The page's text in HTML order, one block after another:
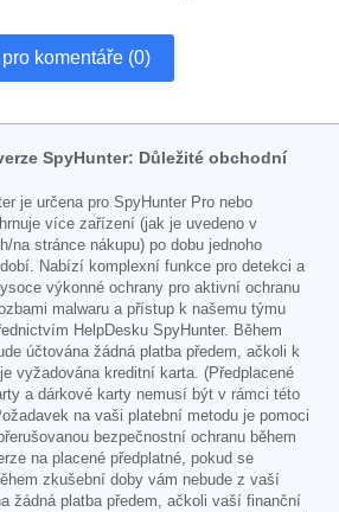
komentáře (0)
SpyHunter: Důležité obchodní
je určena pro SpyHunter Pro nebo
více zařízení (jak je uvedeno v
na stránce nákupu) po dobu jednoho
Nabízí komplexní funkce pro detekci a
výkonné ochrany pro aktivní ochranu
malwaru a přístup k našemu týmu
HelpDesku SpyHunter. Během
účtována žádná platba předem, ačkoli k
vyžadována kreditní karta. (Předplacené
a dárkové karty nemusí být v rámci této
na vaši platební metodu je pomoci
bezpečnostní ochranu během
na placené předplatné, pokud se
zkušební doby vám nebude z vaší
žádná platba předem, ačkoli vaší finanční